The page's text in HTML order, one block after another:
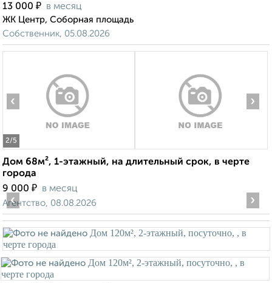
13 000 ₽ в месяц
ЖК Центр, Соборная площадь
Собственник, 05.08.2026
2/5
‹ ›
Дом 68м², 1-этажный, на длительный срок, в черте
города
9 000 ₽ в месяц
Агентство, 08.08.2026
‹ ›